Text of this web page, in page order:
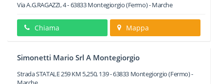
Via A.G.RAGAZZI, 4-63833Montegiorgio(Fermo) -Marche
Chiama Mappa
Simonetti Mario Srl A Montegiorgio
Strada STATALE 259 KM 5,250, 139-63833 Montegiorgio(Fermo) -